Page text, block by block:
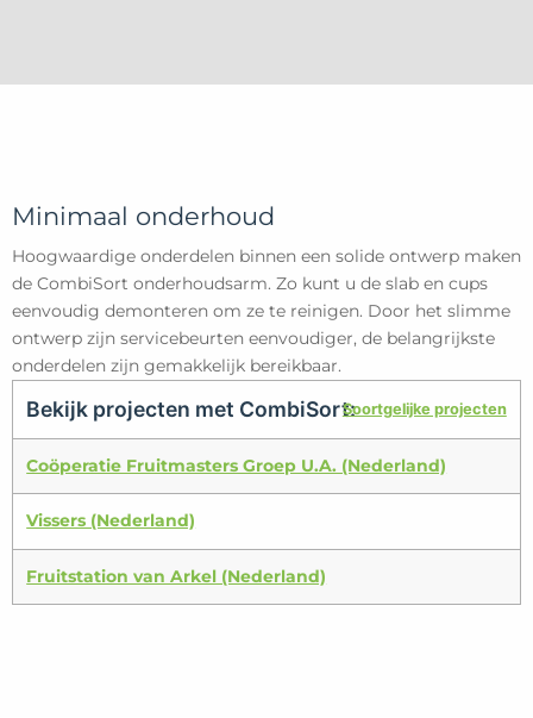
Minimaal onderhoud
Hoogwaardige onderdelen binnen een solide ontwerp maken
de CombiSort onderhoudsarm. Zo kunt u de slab en cups
eenvoudig demonteren om ze te reinigen. Door het slimme
ontwerp zijn servicebeurten eenvoudiger, de belangrijkste
onderdelen zijn gemakkelijk bereikbaar.
Bekijk projecten met CombiSort:Soortgelijke projecten
Coöperatie Fruitmasters Groep U.A. (Nederland)
Vissers (Nederland)
Fruitstation van Arkel (Nederland)